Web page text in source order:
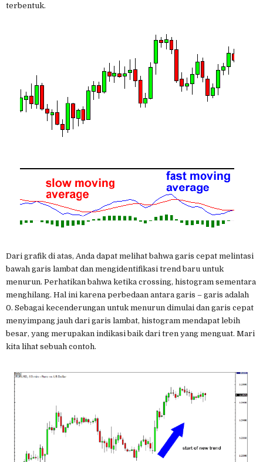
terbentuk.
Dari grafik di atas, Anda dapat melihat bahwa garis cepat melintasi
bawah garis lambat dan mengidentifikasi trend baru untuk
menurun. Perhatikan bahwa ketika crossing, histogram sementara
menghilang. Hal ini karena perbedaan antara garis – garis adalah
0. Sebagai kecenderungan untuk menurun dimulai dan garis cepat
menyimpang jauh dari garis lambat, histogram mendapat lebih
besar, yang merupakan indikasi baik dari tren yang menguat. Mari
kita lihat sebuah contoh.